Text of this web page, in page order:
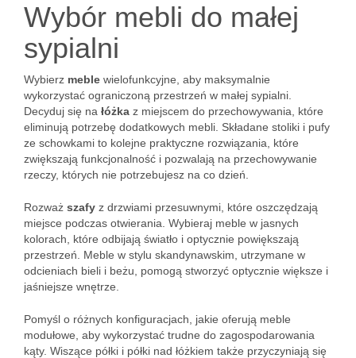
Wybór mebli do małej
sypialni
Wybierz meble wielofunkcyjne, aby maksymalnie
wykorzystać ograniczoną przestrzeń w małej sypialni.
Decyduj się na łóżka z miejscem do przechowywania, które
eliminują potrzebę dodatkowych mebli. Składane stoliki i pufy
ze schowkami to kolejne praktyczne rozwiązania, które
zwiększają funkcjonalność i pozwalają na przechowywanie
rzeczy, których nie potrzebujesz na co dzień.
Rozważ szafy z drzwiami przesuwnymi, które oszczędzają
miejsce podczas otwierania. Wybieraj meble w jasnych
kolorach, które odbijają światło i optycznie powiększają
przestrzeń. Meble w stylu skandynawskim, utrzymane w
odcieniach bieli i beżu, pomogą stworzyć optycznie większe i
jaśniejsze wnętrze.
Pomyśl o różnych konfiguracjach, jakie oferują meble
modułowe, aby wykorzystać trudne do zagospodarowania
kąty. Wiszące półki i półki nad łóżkiem także przyczyniają się